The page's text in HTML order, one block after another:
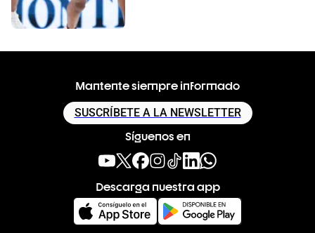
Mantente siempre informado
SUSCRÍBETE A LA NEWSLETTER
Síguenos en
Descarga nuestra app